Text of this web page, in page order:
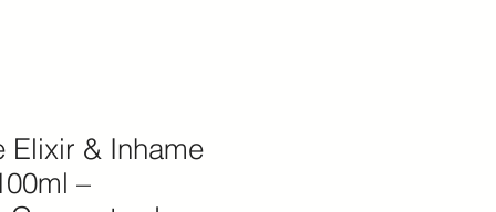
Elixir & Inhame
–